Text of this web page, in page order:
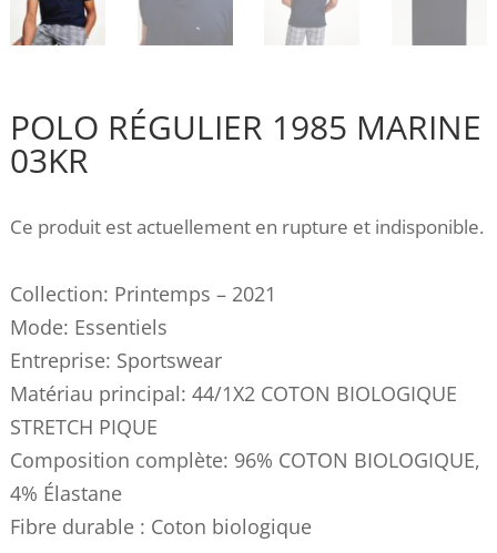
POLO RÉGULIER 1985 MARINE
03KR
Ce produit est actuellement en rupture et indisponible.
Collection: Printemps – 2021
Mode: Essentiels
Entreprise: Sportswear
Matériau principal: 44/1X2 COTON BIOLOGIQUE
STRETCH PIQUE
Composition complète: 96% COTON BIOLOGIQUE,
4% Élastane
Fibre durable : Coton biologique